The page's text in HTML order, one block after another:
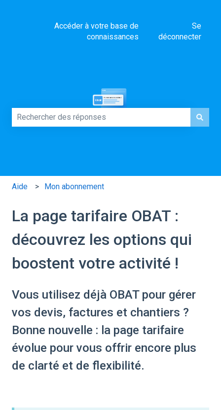
Accéder à votre base de
connaissances
Se
déconnecter
Aide Mon abonnement
La page tarifaire OBAT :
découvrez les options qui
boostent votre activité !
Vous utilisez déjà OBAT pour gérer
vos devis, factures et chantiers ?
Bonne nouvelle : la page tarifaire
évolue pour vous offrir encore plus
de clarté et de flexibilité.